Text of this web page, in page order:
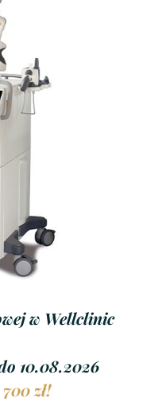
w Wellclinic
10.08.2026
zł!